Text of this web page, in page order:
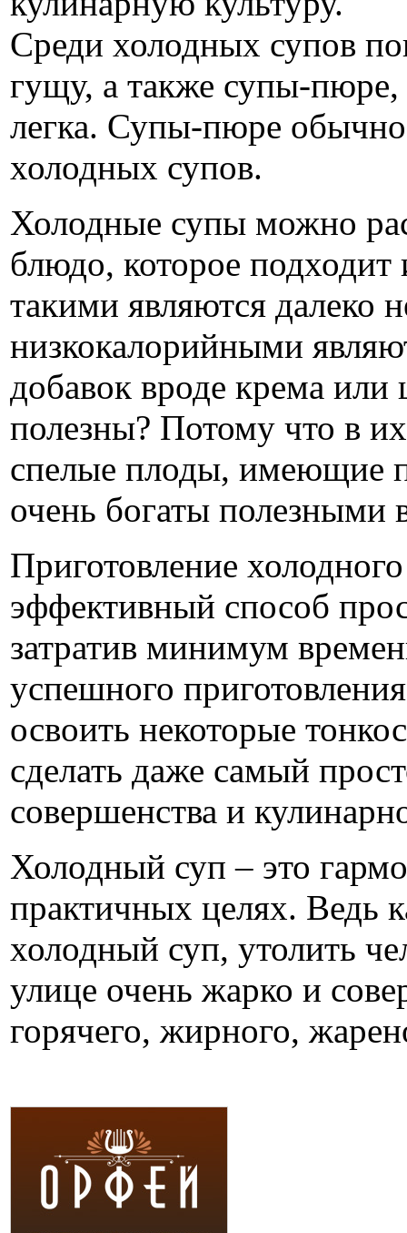
Среди холодных супов
гущу, а также супы-
легка. Супы-пюре
холодных супов.
Холодные супы можно
блюдо, которое подходит
такими являются далеко
низкокалорийными
добавок вроде крема
полезны? Потому что в
спелые плоды, имеющие
очень богаты полезными
Приготовление
эффективный способ
затратив минимум
успешного
освоить некоторые
сделать даже самый
совершенства и
Холодный суп – это
практичных целях. Ведь
холодный суп, утолить
улице очень жарко и
горячего, жирного,